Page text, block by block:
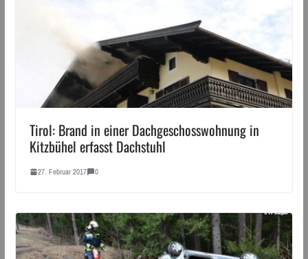
Tirol: Brand in einer Dachgeschosswohnung in
Kitzbühel erfasst Dachstuhl
27. Februar 2017 0